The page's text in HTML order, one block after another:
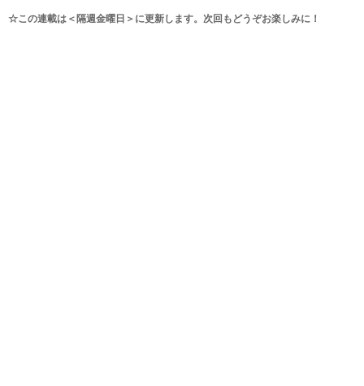
☆この連載は＜隔週金曜日＞に更新します。次回もどうぞお楽しみに！